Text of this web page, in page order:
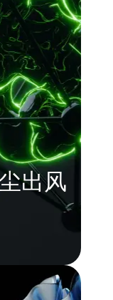
出风